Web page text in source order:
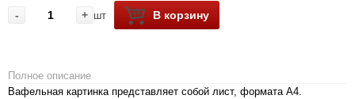
- + шт В корзину
Полное описание
Вафельная картинка представляет собой лист, формата А4.